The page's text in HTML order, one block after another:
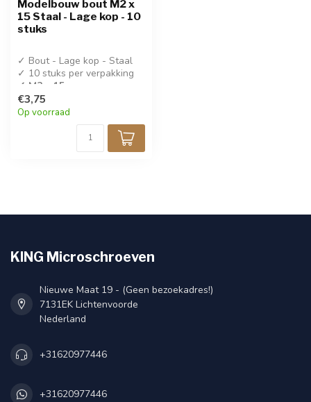
Modelbouw bout M2 x
15 Staal - Lage kop - 10
stuks
✓ Bout - Lage kop - Staal
✓ 10 stuks per verpakking
✓ M2 x 15
€3,75
Op voorraad
KING Microschroeven
Nieuwe Maat 19 - (Geen bezoekadres!)
7131EK Lichtenvoorde
Nederland
+31620977446
+31620977446